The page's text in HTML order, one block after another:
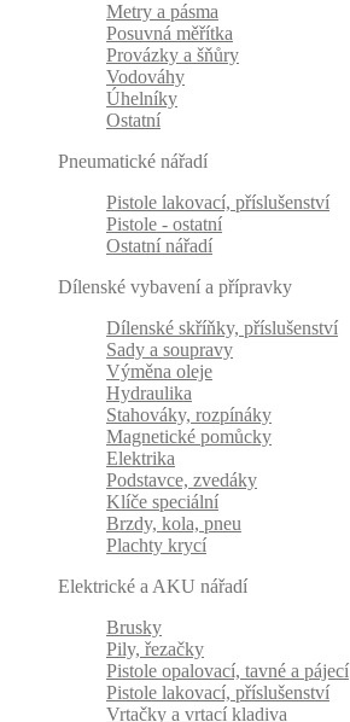
Metry a pásma
Posuvná měřítka
Provázky a šňůry
Vodováhy
Úhelníky
Ostatní
Pneumatické nářadí
Pistole lakovací, příslušenství
Pistole - ostatní
Ostatní nářadí
Dílenské vybavení a přípravky
Dílenské skříňky, příslušenství
Sady a soupravy
Výměna oleje
Hydraulika
Stahováky, rozpínáky
Magnetické pomůcky
Elektrika
Podstavce, zvedáky
Klíče speciální
Brzdy, kola, pneu
Plachty krycí
Elektrické a AKU nářadí
Brusky
Pily, řezačky
Pistole opalovací, tavné a pájecí
Pistole lakovací, příslušenství
Vrtačky a vrtací kladiva